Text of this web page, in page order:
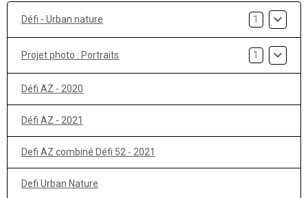
Défi - Urban nature 1
Projet photo : Portraits 1
Défi AZ - 2020
Défi AZ - 2021
Defi AZ combiné Défi 52 - 2021
Defi Urban Nature